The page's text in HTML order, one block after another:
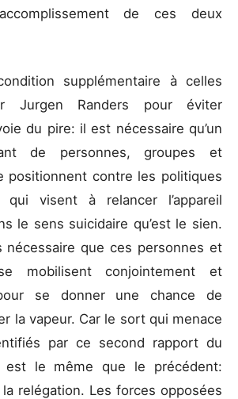
de ces deux
supplémentaire à celles
Jurgen Randers pour éviter
du pire: il est nécessaire qu’un
de personnes, groupes et
positionnent contre les politiques
qui visent à relancer l’appareil
le sens suicidaire qu’est le sien.
que ces personnes et
mobilisent conjointement et
se donner une chance de
la vapeur. Car le sort qui menace
par ce second rapport du
est le même que le précédent:
la relégation. Les forces opposées